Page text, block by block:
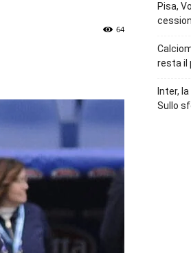
64
Pisa,
resta il
Inter,
Sullo